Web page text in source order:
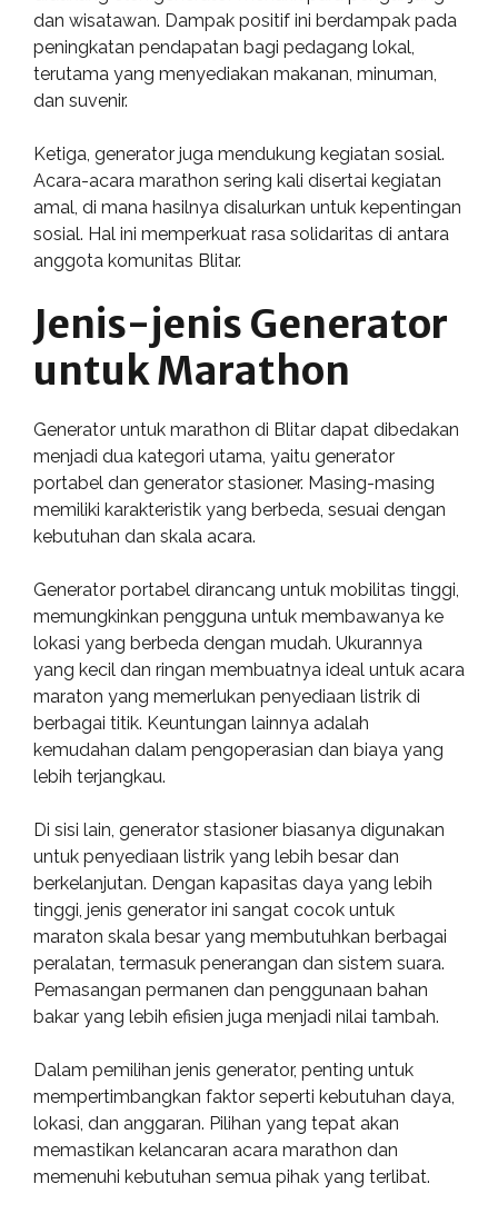
dan wisatawan. Dampak positif ini berdampak pada
peningkatan pendapatan bagi pedagang lokal,
terutama yang menyediakan makanan, minuman,
dan suvenir.
Ketiga, generator juga mendukung kegiatan sosial.
Acara-acara marathon sering kali disertai kegiatan
amal, di mana hasilnya disalurkan untuk kepentingan
sosial. Hal ini memperkuat rasa solidaritas di antara
anggota komunitas Blitar.
Jenis-jenis Generator
untuk Marathon
Generator untuk marathon di Blitar dapat dibedakan
menjadi dua kategori utama, yaitu generator
portabel dan generator stasioner. Masing-masing
memiliki karakteristik yang berbeda, sesuai dengan
kebutuhan dan skala acara.
Generator portabel dirancang untuk mobilitas tinggi,
memungkinkan pengguna untuk membawanya ke
lokasi yang berbeda dengan mudah. Ukurannya
yang kecil dan ringan membuatnya ideal untuk acara
maraton yang memerlukan penyediaan listrik di
berbagai titik. Keuntungan lainnya adalah
kemudahan dalam pengoperasian dan biaya yang
lebih terjangkau.
Di sisi lain, generator stasioner biasanya digunakan
untuk penyediaan listrik yang lebih besar dan
berkelanjutan. Dengan kapasitas daya yang lebih
tinggi, jenis generator ini sangat cocok untuk
maraton skala besar yang membutuhkan berbagai
peralatan, termasuk penerangan dan sistem suara.
Pemasangan permanen dan penggunaan bahan
bakar yang lebih efisien juga menjadi nilai tambah.
Dalam pemilihan jenis generator, penting untuk
mempertimbangkan faktor seperti kebutuhan daya,
lokasi, dan anggaran. Pilihan yang tepat akan
memastikan kelancaran acara marathon dan
memenuhi kebutuhan semua pihak yang terlibat.